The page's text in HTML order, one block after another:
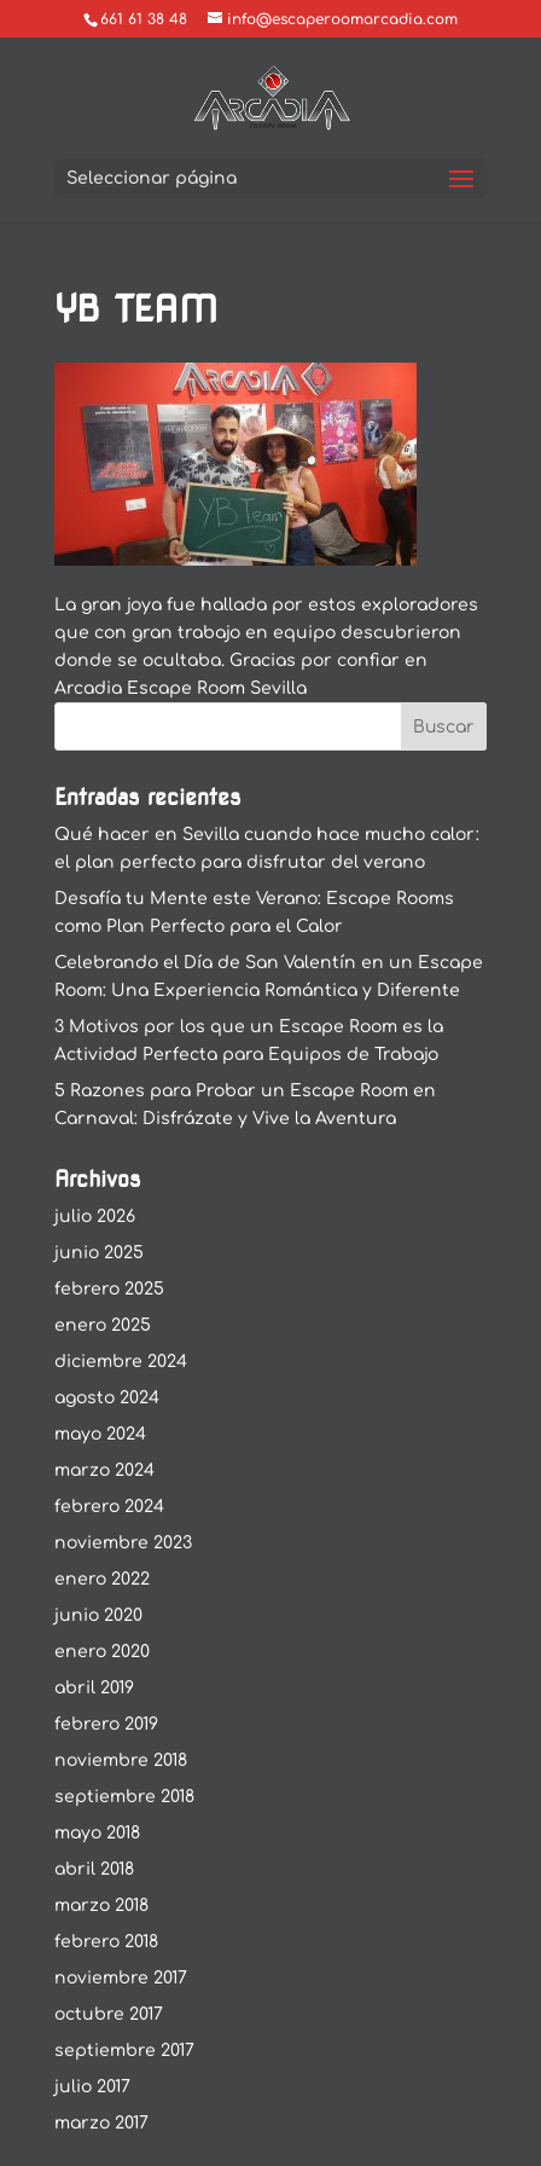
661 61 38 48 info@escaperoomarcadia.com
Seleccionar página
YB TEAM
La gran joya fue hallada por estos exploradores
que con gran trabajo en equipo descubrieron
donde se ocultaba. Gracias por confiar en
Arcadia Escape Room Sevilla
Entradas recientes
Qué hacer en Sevilla cuando hace mucho calor:
el plan perfecto para disfrutar del verano
Desafía tu Mente este Verano: Escape Rooms
como Plan Perfecto para el Calor
Celebrando el Día de San Valentín en un Escape
Room: Una Experiencia Romántica y Diferente
3 Motivos por los que un Escape Room es la
Actividad Perfecta para Equipos de Trabajo
5 Razones para Probar un Escape Room en
Carnaval: Disfrázate y Vive la Aventura
Archivos
julio 2026
junio 2025
febrero 2025
enero 2025
diciembre 2024
agosto 2024
mayo 2024
marzo 2024
febrero 2024
noviembre 2023
enero 2022
junio 2020
enero 2020
abril 2019
febrero 2019
noviembre 2018
septiembre 2018
mayo 2018
abril 2018
marzo 2018
febrero 2018
noviembre 2017
octubre 2017
septiembre 2017
julio 2017
marzo 2017